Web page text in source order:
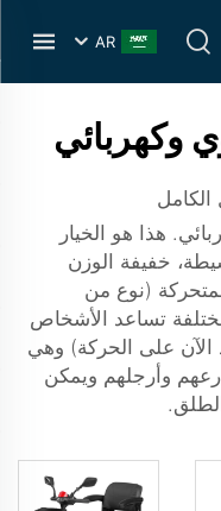
AR
وكهربائي
هذا هو الخيار
خفيفة الوزن
(نوع من
تساعد الأشخاص
الآن على الحركة) وهي
وأرجلهم ويمكن